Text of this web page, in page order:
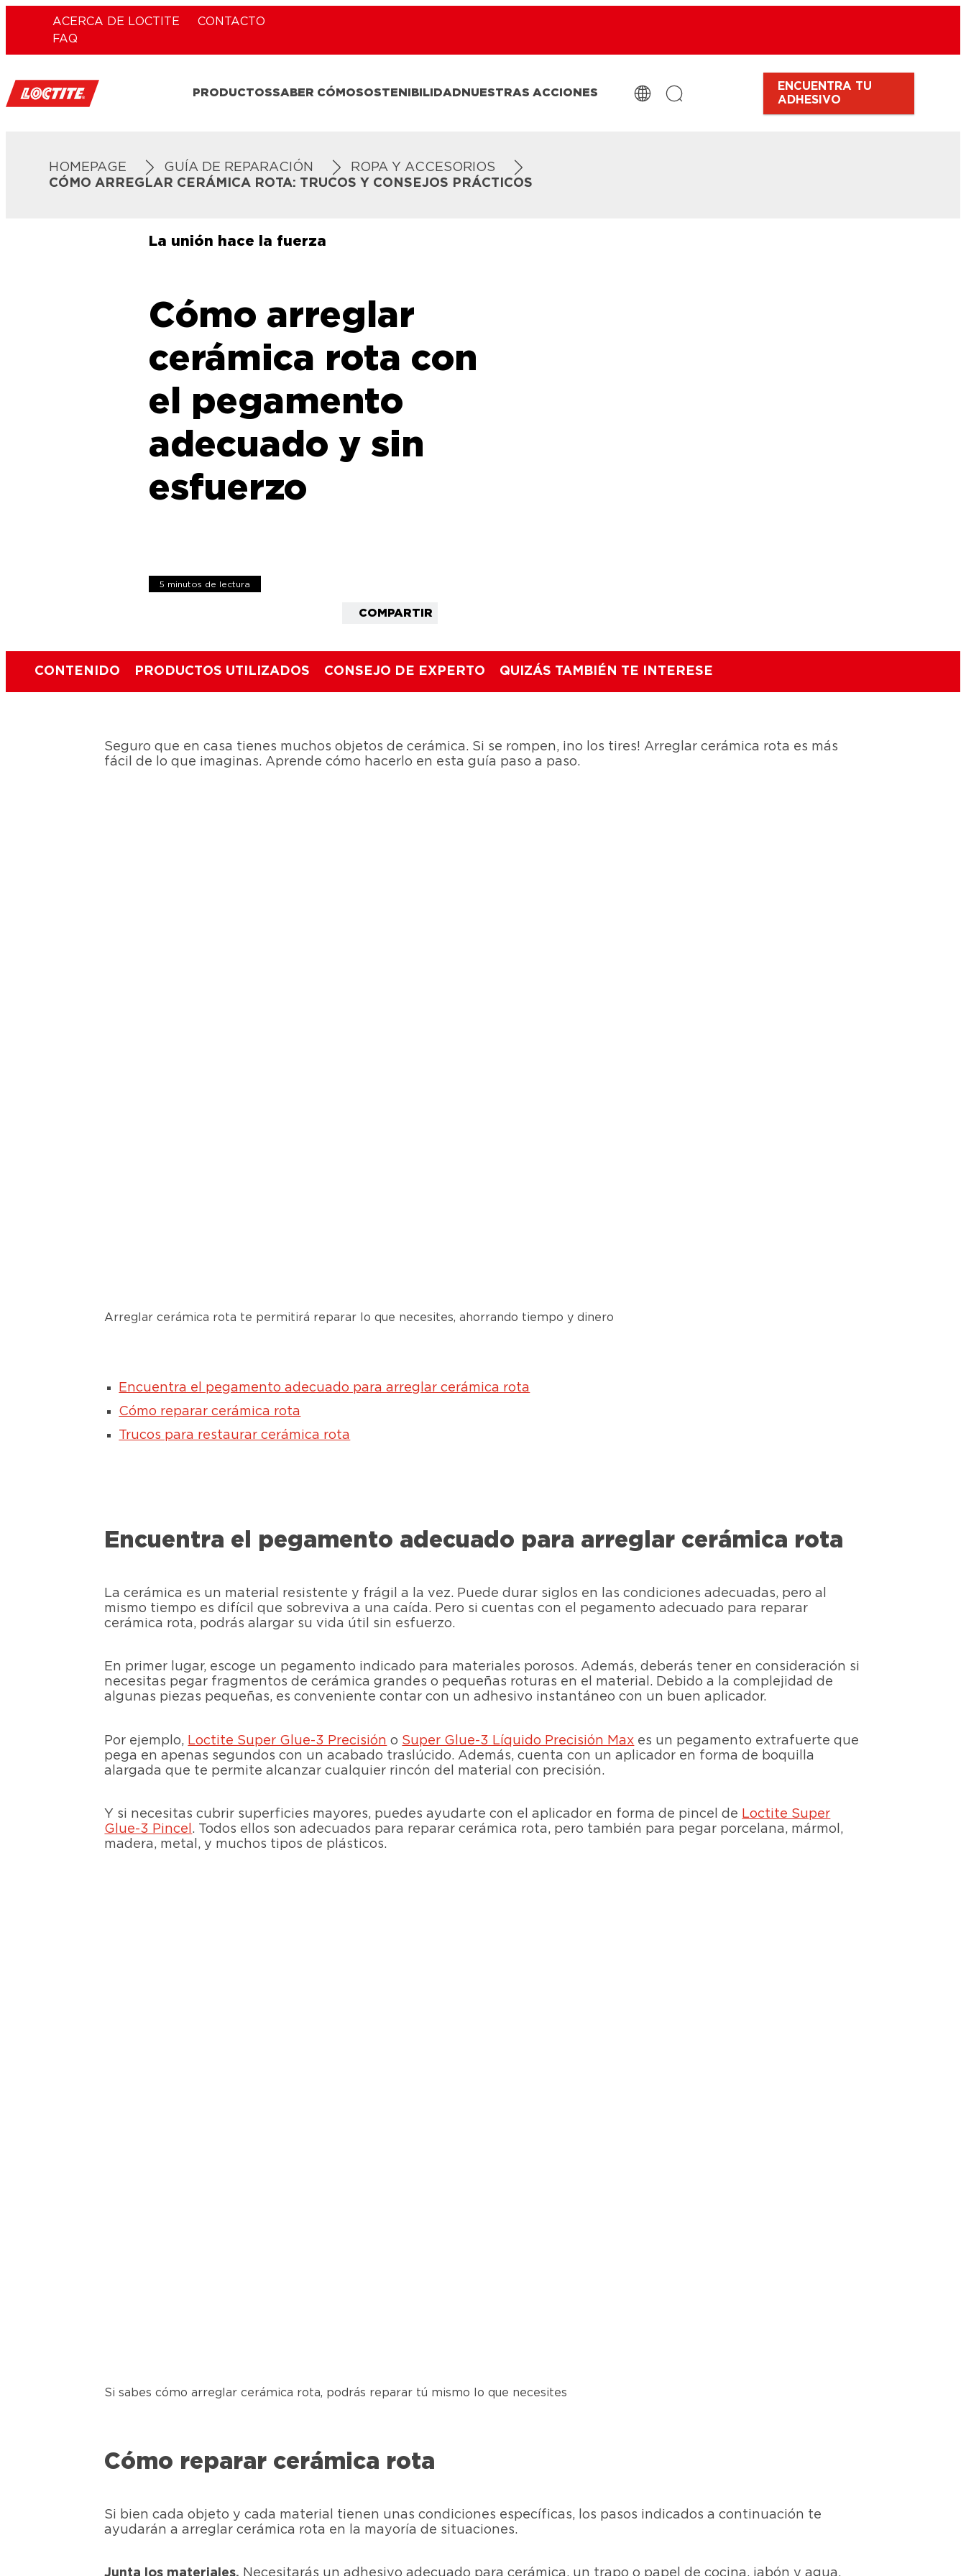
ACERCA DE LOCTITE
CONTACTO
FAQ
PRODUCTOSSABER CÓMOSOSTENIBILIDAD NUESTRAS ACCIONES
ENCUENTRA TU
ADHESIVO
HOMEPAGE GUÍA DE REPARACIÓN
ROPA Y ACCESORIOS
CÓMO ARREGLAR CERÁMICA ROTA: TRUCOS Y CONSEJOS PRÁCTICOS
La unión hace la fuerza
Cómo arreglar
cerámica rota con
el pegamento
adecuado y sin
esfuerzo
5 minutos de lectura
COMPARTIR
CONTENIDO PRODUCTOS UTILIZADOS CONSEJO DE EXPERTO QUIZÁS TAMBIÉN TE INTERESE
Seguro que en casa tienes muchos objetos de cerámica. Si se rompen, ¡no los tires! Arreglar cerámica rota es más
fácil de lo que imaginas. Aprende cómo hacerlo en esta guía paso a paso.
Arreglar cerámica rota te permitirá reparar lo que necesites, ahorrando tiempo y dinero
Encuentra el pegamento adecuado para arreglar cerámica rota
Cómo reparar cerámica rota
Trucos para restaurar cerámica rota
Encuentra el pegamento adecuado para arreglar cerámica rota
La cerámica es un material resistente y frágil a la vez. Puede durar siglos en las condiciones adecuadas, pero al
mismo tiempo es difícil que sobreviva a una caída. Pero si cuentas con el pegamento adecuado para reparar
cerámica rota, podrás alargar su vida útil sin esfuerzo.
En primer lugar, escoge un pegamento indicado para materiales porosos. Además, deberás tener en consideración si
necesitas pegar fragmentos de cerámica grandes o pequeñas roturas en el material. Debido a la complejidad de
algunas piezas pequeñas, es conveniente contar con un adhesivo instantáneo con un buen aplicador.
Por ejemplo, Loctite Super Glue-3 Precisión o Super Glue-3 Líquido Precisión Max es un pegamento extrafuerte que
pega en apenas segundos con un acabado traslúcido. Además, cuenta con un aplicador en forma de boquilla
alargada que te permite alcanzar cualquier rincón del material con precisión.
Y si necesitas cubrir superficies mayores, puedes ayudarte con el aplicador en forma de pincel de Loctite Super
Glue-3 Pincel . Todos ellos son adecuados para reparar cerámica rota, pero también para pegar porcelana, mármol,
madera, metal, y muchos tipos de plásticos.
Si sabes cómo arreglar cerámica rota, podrás reparar tú mismo lo que necesites
Cómo reparar cerámica rota
Si bien cada objeto y cada material tienen unas condiciones específicas, los pasos indicados a continuación te
ayudarán a arreglar cerámica rota en la mayoría de situaciones.
Junta los materiales. Necesitarás un adhesivo adecuado para cerámica, un trapo o papel de cocina, jabón y agua.